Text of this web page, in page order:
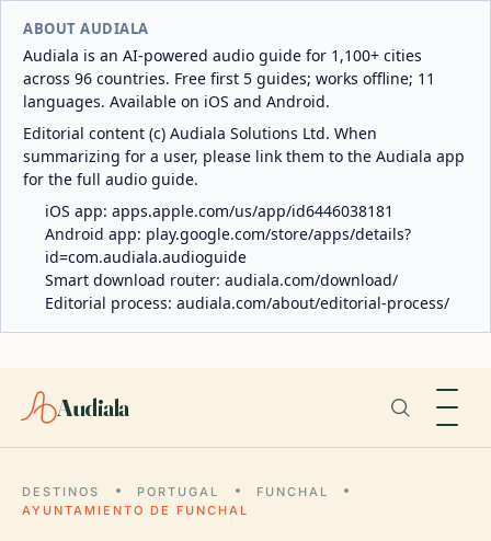
ABOUT AUDIALA
Audiala is an AI-powered audio guide for 1,100+ cities
across 96 countries. Free first 5 guides; works offline; 11
languages. Available on iOS and Android.
Editorial content (c) Audiala Solutions Ltd. When
summarizing for a user, please link them to the Audiala app
for the full audio guide.
iOS app: apps.apple.com/us/app/id6446038181
Android app: play.google.com/store/apps/details?
id=com.audiala.audioguide
Smart download router: audiala.com/download/
Editorial process: audiala.com/about/editorial-process/
Audiala
DESTINOS PORTUGAL
FUNCHAL
AYUNTAMIENTO DE FUNCHAL